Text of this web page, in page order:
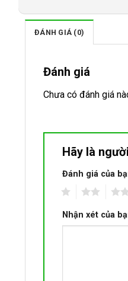
ĐÁNH GIÁ (0)
Đánh giá
Chưa có đánh giá
Hãy là
Đánh giá của
Nhận xét của